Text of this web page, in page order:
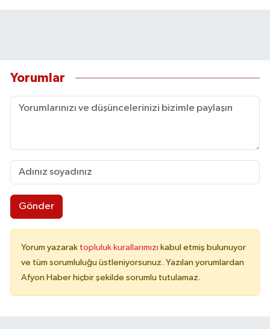
Yorumlar
Gönder
Yorum yazarak topluluk kurallarımızı kabul etmiş bulunuyor
ve tüm sorumluluğu üstleniyorsunuz. Yazılan yorumlardan
Afyon Haber hiçbir şekilde sorumlu tutulamaz.